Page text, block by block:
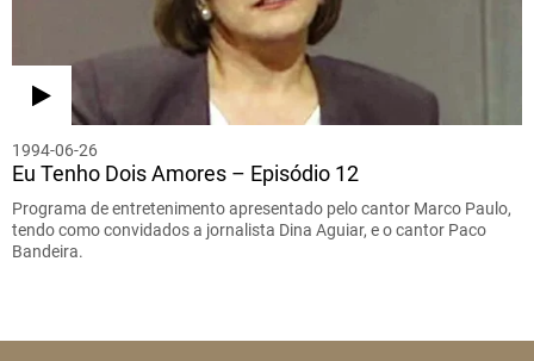
1994-06-26
Eu Tenho Dois Amores – Episódio 12
Programa de entretenimento apresentado pelo cantor Marco Paulo,
tendo como convidados a jornalista Dina Aguiar, e o cantor Paco
Bandeira.